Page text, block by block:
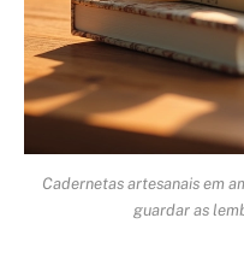
Cadernetas artesanais em
guardar as